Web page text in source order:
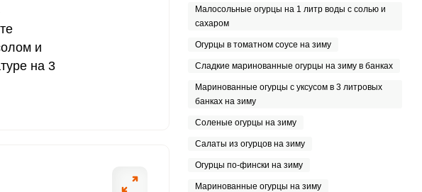
и
на 3
Малосольные огурцы на 1 литр воды с солью и
сахаром
Огурцы в томатном соусе на зиму
Сладкие маринованные огурцы на зиму в банках
Маринованные огурцы с уксусом в 3 литровых
банках на зиму
Соленые огурцы на зиму
Салаты из огурцов на зиму
Огурцы по-фински на зиму
Маринованные огурцы на зиму